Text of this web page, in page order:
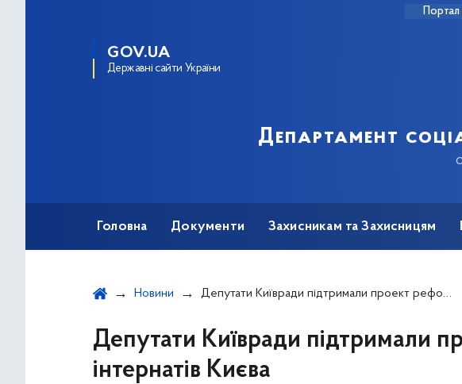
Портал
GOV.UA
Державні сайти України
Департамент
Головна Документи Захисникам та Захисницям
Новини Депутати Київради підтримали проект реформування інтернатів Києва
Депутати Київради підтримали
інтернатів Києва